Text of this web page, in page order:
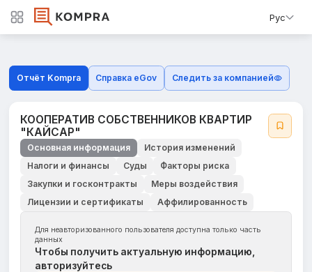
Рус
Отчёт Kompra Справка eGov Следить за компанией
КООПЕРАТИВ СОБСТВЕННИКОВ КВАРТИР
"КАЙСАР"
Основная информация
История изменений
Налоги и финансы
Суды
Факторы риска
Закупки и госконтракты
Меры воздействия
Лицензии и сертификаты
Аффилированность
Для неавторизованного пользователя доступна только часть
данных
Чтобы получить актуальную информацию,
авторизуйтесь